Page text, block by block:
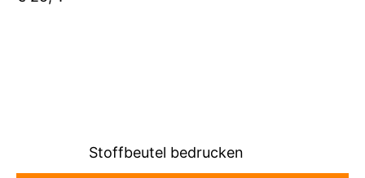
Stoffbeutel bedrucken